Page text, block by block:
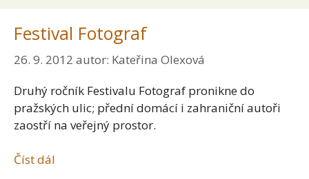
Festival Fotograf
26. 9. 2012 autor: Kateřina Olexová
Druhý ročník Festivalu Fotograf pronikne do
pražských ulic; přední domácí i zahraniční autoři
zaostří na veřejný prostor.
Číst dál